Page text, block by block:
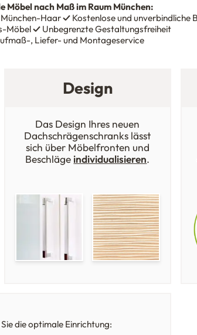
nach Maß im Raum München:
Haar✓Kostenlose und unverbindliche
Möbel✓Unbegrenzte Gestaltungsfreiheit
, Liefer- und Montageservice
Design
Das Design Ihres neuen
Dachschrägenschranks lässt
sich über Möbelfronten und
Beschläge individualisieren.
die optimale Einrichtung: